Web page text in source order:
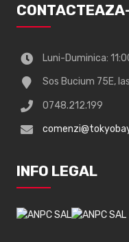
Luni-Duminica:
Sos Bucium 75E,
0748.212.199
INFO LEGAL
EVE -